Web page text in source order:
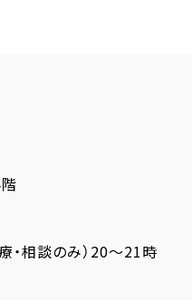
相談のみ）20～21時